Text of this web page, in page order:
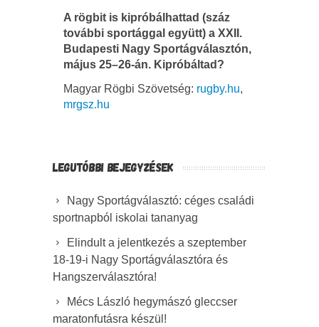
A rögbit is kipróbálhattad (száz
további sportággal együtt) a XXII.
Budapesti Nagy Sportágválasztón,
május 25–26-án. Kipróbáltad?
Magyar Rögbi Szövetség: rugby.hu,
mrgsz.hu
LEGUTÓBBI BEJEGYZÉSEK
Nagy Sportágválasztó: céges családi
sportnapból iskolai tananyag
Elindult a jelentkezés a szeptember
18-19-i Nagy Sportágválasztóra és
Hangszerválasztóra!
Mécs László hegymászó gleccser
maratonfutásra készül!